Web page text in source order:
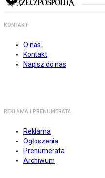
KONTAKT
O nas
Kontakt
Napisz do nas
REKLAMA I PRENUMERATA
Reklama
Ogłoszenia
Prenumerata
Archiwum